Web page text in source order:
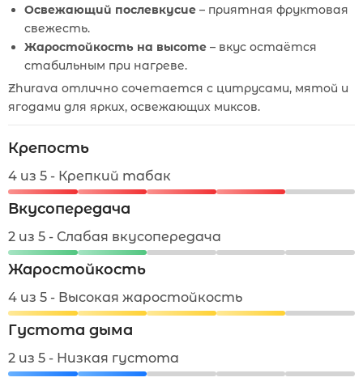
Освежающий послевкусие – приятная фруктовая
свежесть.
Жаростойкость на высоте – вкус остаётся
стабильным при нагреве.
Zhurava отлично сочетается с цитрусами, мятой и
ягодами для ярких, освежающих миксов.
Крепость
4 из 5 - Крепкий табак
Вкусопередача
2 из 5 - Слабая вкусопередача
Жаростойкость
4 из 5 - Высокая жаростойкость
Густота дыма
2 из 5 - Низкая густота